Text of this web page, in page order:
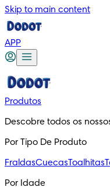
Skip to main content
APP
Produtos
Descobre todos os
Por Tipo De Produto
FraldasCuecasToalhitas
Por Idade